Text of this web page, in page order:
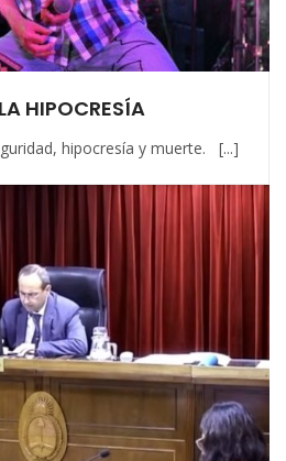
HIPOCRESÍA
hipocresía y muerte. [...]